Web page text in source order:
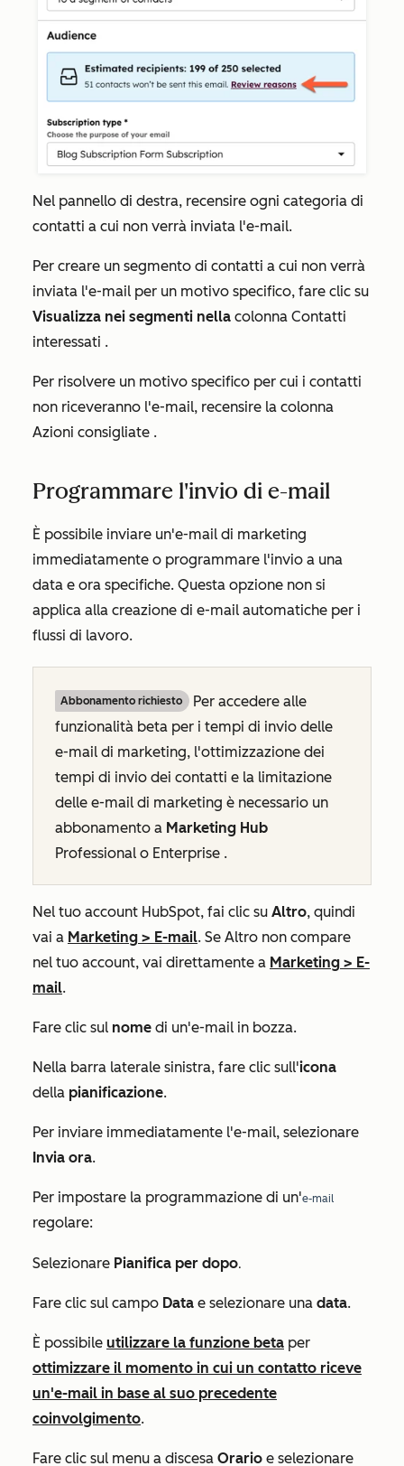
Nel pannello di destra, recensire ogni categoria di
contatti a cui non verrà inviata l'e-mail.
Per creare un segmento di contatti a cui non verrà
inviata l'e-mail per un motivo specifico, fare clic su
Visualizza nei segmenti nella colonna Contatti
interessati .
Per risolvere un motivo specifico per cui i contatti
non riceveranno l'e-mail, recensire la colonna
Azioni consigliate .
Programmare l'invio di e-mail
È possibile inviare un'e-mail di marketing
immediatamente o programmare l'invio a una
data e ora specifiche. Questa opzione non si
applica alla creazione di e-mail automatiche per i
flussi di lavoro.
Abbonamento richiesto
Per accedere alle
funzionalità beta per i tempi di invio delle
e-mail di marketing, l'ottimizzazione dei
tempi di invio dei contatti e la limitazione
delle e-mail di marketing è necessario un
abbonamento a Marketing Hub
Professional o Enterprise .
Nel tuo account HubSpot, fai clic su Altro, quindi
vai a Marketing > E-mail. Se Altro non compare
nel tuo account, vai direttamente a Marketing > E-
mail.
Fare clic sul nome di un'e-mail in bozza.
Nella barra laterale sinistra, fare clic sull'icona
della pianificazione.
Per inviare immediatamente l'e-mail, selezionare
Invia ora.
Per impostare la programmazione di un'e-mail
regolare:
Selezionare Pianifica per dopo.
Fare clic sul campo Data e selezionare una data.
È possibile utilizzare la funzione beta per
ottimizzare il momento in cui un contatto riceve
un'e-mail in base al suo precedente
coinvolgimento.
Fare clic sul menu a discesa Orario e selezionare